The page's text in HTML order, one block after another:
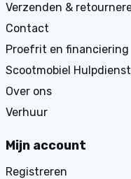
Verzenden &
Contact
Proefrit en financiering
Scootmobiel
Over ons
Verhuur
Mijn account
Registreren